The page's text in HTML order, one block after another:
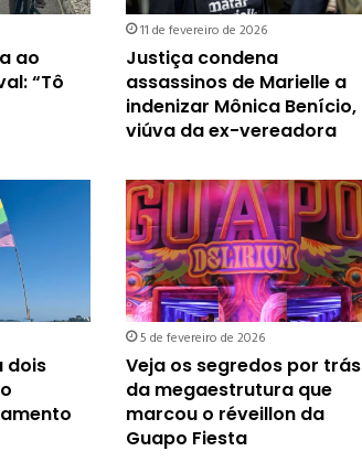
ao
“Tô
11 de fevereiro de 2026
Justiça condena
assassinos de Marielle a
indenizar Mônica Benício,
viúva da ex-vereadora
dois
5 de fevereiro de 2026
Veja os segredos por trás
da megaestrutura que
marcou o réveillon da
Guapo Fiesta